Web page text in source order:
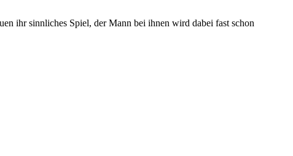
ihr sinnliches Spiel, der Mann bei ihnen wird dabei fast schon